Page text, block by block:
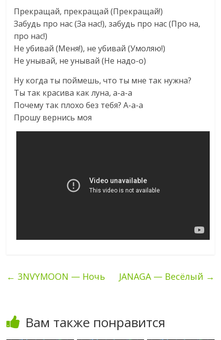
Прекращай, прекращай (Прекращай!)
Забудь про нас (За нас!), забудь про нас (Про на,
про нас!)
Не убивай (Меня!), не убивай (Умоляю!)
Не унывай, не унывай (Не надо-о)
Ну когда ты поймешь, что ты мне так нужна?
Ты так красива как луна, а-а-а
Почему так плохо без тебя? А-а-а
Прошу вернись моя
← 3NVYMOON — Ночь JANAGA — Весёлый →
Вам также понравится